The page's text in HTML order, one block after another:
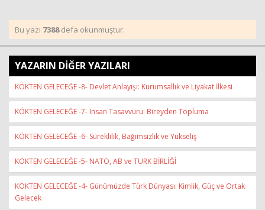
Bu yazı 7388defa okunmuştur.
YAZARIN DİĞER YAZILARI
KÖKTEN GELECEĞE -8- Devlet Anlayışı: Kurumsallık ve Liyakat İlkesi
KÖKTEN GELECEĞE -7- İnsan Tasavvuru: Bireyden Topluma
KÖKTEN GELECEĞE -6- Süreklilik, Bağımsızlık ve Yükseliş
KÖKTEN GELECEĞE -5- NATO, AB ve TÜRK BİRLİĞİ
KÖKTEN GELECEĞE -4- Günümüzde Türk Dünyası: Kimlik, Güç ve Ortak
Gelecek